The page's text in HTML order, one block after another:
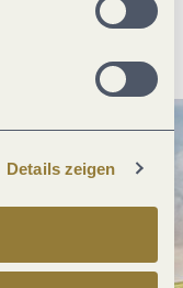
Details zeigen
PDF erzeugen